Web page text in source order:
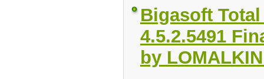
Bigasoft
4.5.2.5491
by